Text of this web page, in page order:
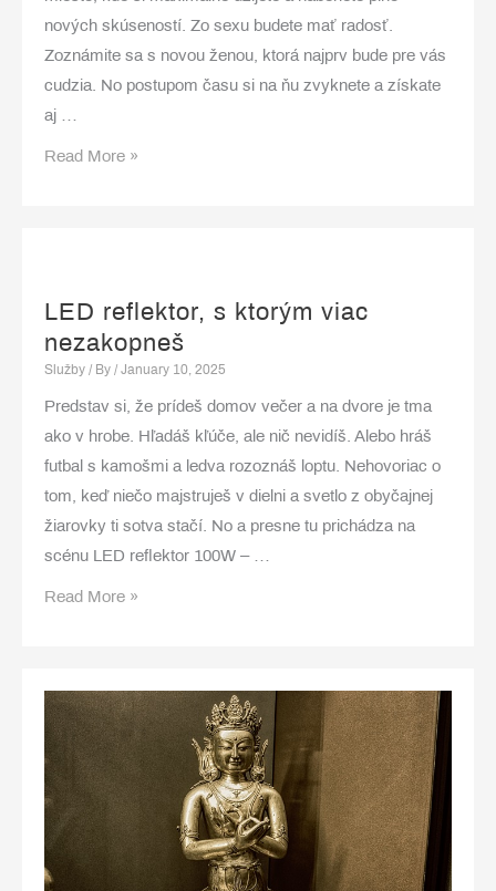
nových skúseností. Zo sexu budete mať radosť.
Zoznámite sa s novou ženou, ktorá najprv bude pre vás
cudzia. No postupom času si na ňu zvyknete a získate
aj …
Privát
Read More »
LED reflektor, s ktorým viac
nezakopneš
Služby / By / January 10, 2025
Predstav si, že prídeš domov večer a na dvore je tma
ako v hrobe. Hľadáš kľúče, ale nič nevidíš. Alebo hráš
futbal s kamošmi a ledva rozoznáš loptu. Nehovoriac o
tom, keď niečo majstruješ v dielni a svetlo z obyčajnej
žiarovky ti sotva stačí. No a presne tu prichádza na
scénu LED reflektor 100W – …
LED
viac
nezakopneš
Read More »